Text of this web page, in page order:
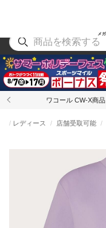
メ
アウ
ワコール CW-X商
レディース 店舗受取可能